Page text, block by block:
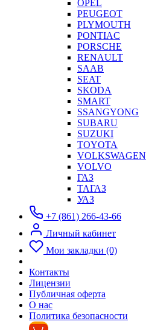
OPEL
PEUGEOT
PLYMOUTH
PONTIAC
PORSCHE
RENAULT
SAAB
SEAT
SKODA
SMART
SSANGYONG
SUBARU
SUZUKI
TOYOTA
VOLKSWAGEN
VOLVO
ГАЗ
ТАГАЗ
УАЗ
+7 (861) 266-43-66
Личный кабинет
Мои закладки (0)
Контакты
Лицензии
Публичная оферта
О нас
Политика безопасности